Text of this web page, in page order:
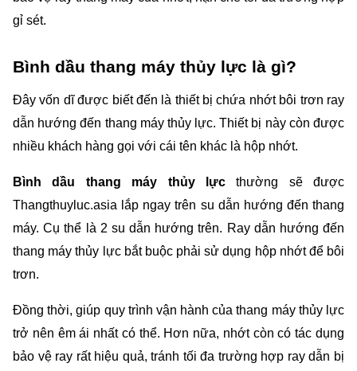
gỉ sét.
Bình dầu thang máy thủy lực là gì?
Đây vốn dĩ được biết đến là thiết bị chứa nhớt bôi trơn ray
dẫn hướng đến thang máy thủy lực. Thiết bị này còn được
nhiều khách hàng gọi với cái tên khác là hộp nhớt.
Bình dầu thang máy thủy lực thường sẽ được
Thangthuyluc.asia lắp ngay trên su dẫn hướng đến thang
máy. Cụ thể là 2 su dẫn hướng trên. Ray dẫn hướng đến
thang máy thủy lực bắt buộc phải sử dụng hộp nhớt để bôi
trơn.
Đồng thời, giúp quy trình vận hành của thang máy thủy lực
trở nên êm ái nhất có thể. Hơn nữa, nhớt còn có tác dụng
bảo vệ ray rất hiệu quả, tránh tối đa trường hợp ray dẫn bị